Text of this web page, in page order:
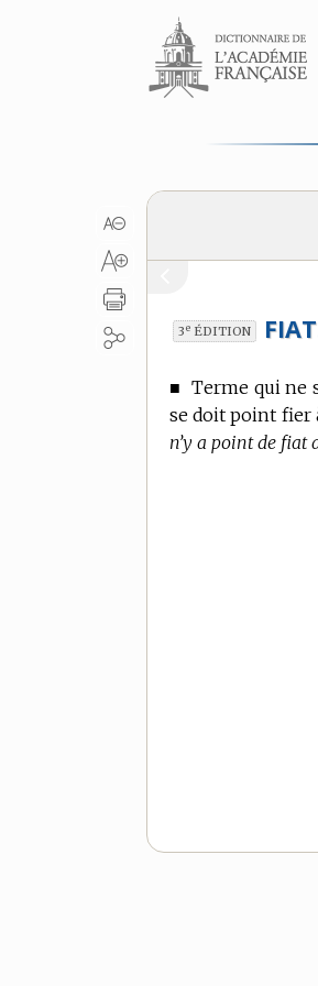
Aller au contenu
3e ÉDITION
■Terme qui ne
se doit point fier
n’y a point de fiat